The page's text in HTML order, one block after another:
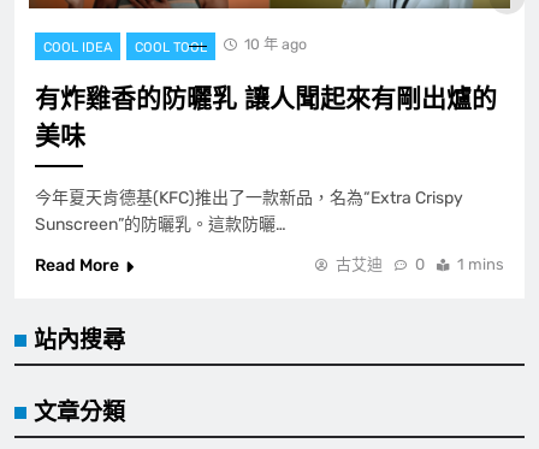
COOL IDEA COOL TOOL 10 年 ago
有炸雞香的防曬乳 讓人聞起來有剛出爐的
美味
今年夏天肯德基(KFC)推出了一款新品，名為“Extra Crispy
Sunscreen”的防曬乳。這款防曬…
Read More
古艾迪 0 1 mins
站內搜尋
文章分類